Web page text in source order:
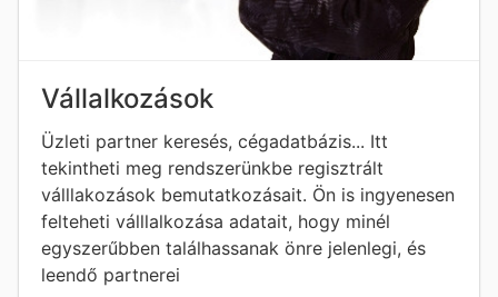
Vállalkozások
Üzleti partner keresés, cégadatbázis... Itt
tekintheti meg rendszerünkbe regisztrált
válllakozások bemutatkozásait. Ön is ingyenesen
felteheti válllalkozása adatait, hogy minél
egyszerűbben találhassanak önre jelenlegi, és
leendő partnerei